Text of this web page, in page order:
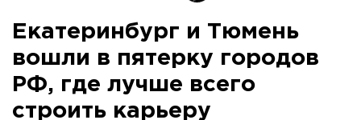
Екатеринбург и Тюмень
вошли в пятерку городов
РФ, где лучше всего
строить карьеру